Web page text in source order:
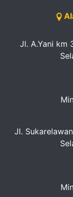
Jl. A.Yani km
Jl.